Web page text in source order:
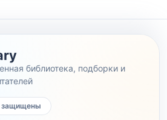
библиотека, подборки и
защищены